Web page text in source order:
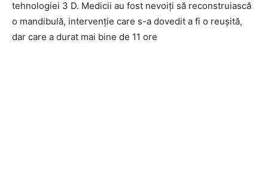
tehnologiei 3 D. Medicii au fost nevoiţi să reconstruiască
o mandibulă, intervenţie care s-a dovedit a fi o reuşită,
dar care a durat mai bine de 11 ore